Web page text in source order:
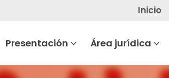
Inicio
Presentación Área jurídica